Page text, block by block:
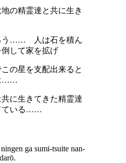
の精霊達と共に生き
う…… 人は石を積ん
して家を拡げ
の星を支配出来ると
……
に生きてきた精霊達
ている……
ga sumi-tsuite nan-